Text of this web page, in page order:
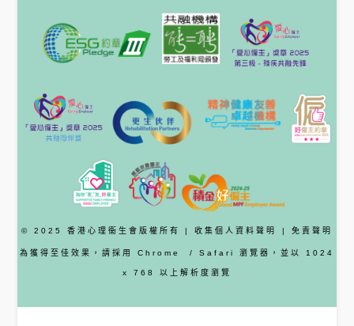
© 2025 香港心理衞生會版權所有 | 收集個人資料聲明 | 免責聲明
為獲得至佳效果，請採用 Chrome / Safari 瀏覽器 ，並以 1024
x 768 以上解析度瀏覽